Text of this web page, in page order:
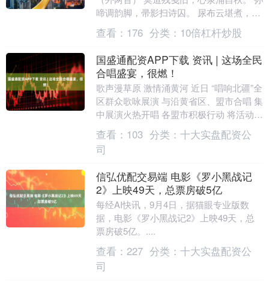
啼调韵脚，帚影扫诗囚。 尿布云堪煮，油
锅雷可收。 忽惊窗隙处，月舀勺中稠。 崂
山秋怀....
查看： 176 分类： 10倍杠杆炒股
国盛通配资APP下载 资讯 | 这场全民
合唱盛宴，很燃！
歌声漫草原 激情涌黄河 近日 “唱响北疆”全
区群众歌咏展演 与沿黄省区、盟市合唱 集
中展演火热开唱 各盟市积极行动 将活动延
伸至基层 黄河主题歌曲响彻城乡 一场....
查看： 103 分类： 十大实盘配资公
司
信弘优配交易端 电影《罗小黑战记
2》上映49天，总票房破5亿
每经AI快讯，9月4日，据猫眼专业版数
据，电影《罗小黑战记2》上映49天，总
票房破5亿。....
查看： 227 分类： 十大实盘配资公
司